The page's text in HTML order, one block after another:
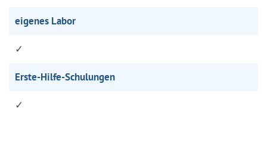
eigenes Labor
✓
Erste-Hilfe-Schulungen
✓